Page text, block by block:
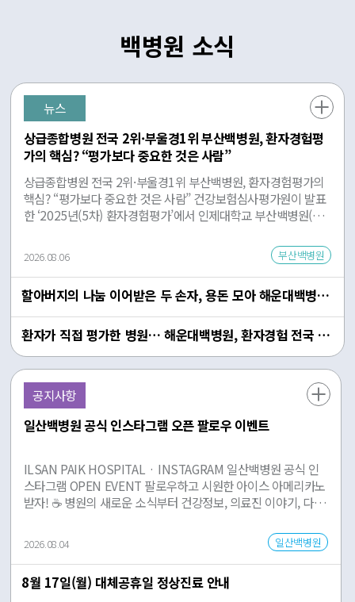
백병원 소식
뉴스
상급종합병원 전국 2위·부울경1위 부산백병원, 환자경험평
가의 핵심? “평가보다 중요한 것은 사람”
상급종합병원 전국 2위·부울경1위 부산백병원, 환자경험평가의
핵심? “평가보다 중요한 것은 사람” 건강보험심사평가원이 발표
한 ‘2025년(5차) 환자경험평가’에서 인제대학교 부산백병원(원
경남지역에서는 3회 연속 1위를 기록하며 최고등급인 1등급을
획득했다. 이번 결과는 단순히 높은 평가점수를 받은 것을 넘어,
환자경험을 병원 운영 전반에 녹여낸 ‘사람중심 의료문화’가 객관
적으로 인정받았다는 점에서 의미가 크다. 양재욱 병원장은 “환
자경험은 친절과 서비스만을 의미하는 것이 아니라 환자가 의료
진을 신뢰하고 치료에 적극 참여할 수 있도록 만드는 의료 질의
영역”이라며 “이번 결과는 환자경험을 병원의 경영전략과 조직문
화, 현장 개선활동에 꾸준히 반영해 온 노력이 결실을 맺은 것”이
라고 말했다. 그간 부산백병원은 환자경험을 병원의 핵심 경영과
제로 설정하고, 병원 운영과 조직문화 전반에 반영해왔다. 이를
축해 개선활동이 일회성에 그치지 않고 실제 진료현장까지 이어
향상’을 성과지표로 삼고, 근무 환경 속에서 지속적으로 개선하는
문화가 자연스럽게 자리 잡은 것이다. 환자경험평가를 전담하는
서비스혁신센터 김정한 센터장은 “좋은 환자경험은 평가를 위해
만들어지는 것이 아니라, 병원의 일상 속에서 축적되는 문화”라
며 “환자가 치료과정을 충분히 이해하고, 궁금한 점을 자유롭게
질문하며, 의료진과 신뢰를 바탕으로 치료에 참여할 수 있도록 하
는 것이 사람중심문화의 핵심”이라고 설명했다. 실제 병원을 이
용한 환자들은 “의료진이 검사와 치료 과정을 이해하기 쉽게 설
2026.08.06 부산백병원
할아버지의 나눔 이어받은 두 손자, 용돈 모아 해운대백병원에 기부
환자가 직접 평가한 병원… 해운대백병원, 환자경험 전국 2위의 비결
공지사항
일산백병원 공식 인스타그램 오픈 팔로우 이벤트
ILSAN PAIK HOSPITAL · INSTAGRAM 일산백병원 공식 인
스타그램 OPEN EVENT 팔로우하고 시원한 아이스 아메리카노
받자! ☕️ 병원의 새로운 소식부터 건강정보, 의료진 이야기, 다양
이벤트 바로가기 → EVENT PERIOD 📅 2026년 8월 4일 ~ 8
월 25일 ☕️ GIFT 메가커피 아이스 아메리카노 총 100명 추첨
🎉 WINNER 2026년 9월 1일 개별 문자 안내 및 공식 인스타그
램 게시 일산백병원 공식 인스타그램 @ilsan_paik_official 공
2026.08.04 일산백병원
8월 17일(월) 대체공휴일 정상진료 안내